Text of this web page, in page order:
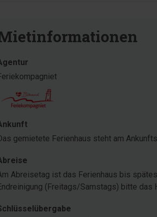
gemietete Ferienhaus steht am
Abreisetag ist das Ferienhaus bis
(Freitags/Samstags) bitte das